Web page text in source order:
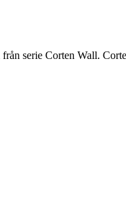
serie Corten Wall.